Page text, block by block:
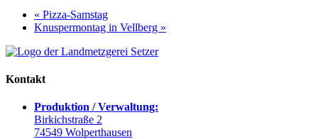
« Pizza-Samstag
Knuspermontag in Vellberg »
Kontakt
Produktion / Verwaltung:
Birkichstraße 2
74549 Wolperthausen